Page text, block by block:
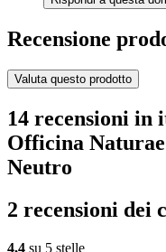
Recensione
Valuta questo prodotto
14 recensioni in
Officina
Neutro
2 recensioni dei
4,4 su 5 stelle